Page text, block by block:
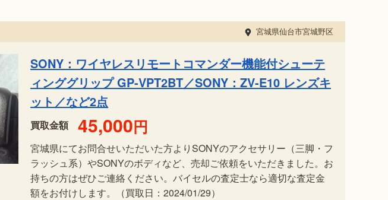
宮城県仙台市宮城野区
SONY：ワイヤレスリモートコマンダー機能付シューテ
ィンググリップ GP-VPT2BT／SONY：ZV-E10 レンズキ
ット／など2点
買取金額 45,000円
宮城県にてお問合せいただいた方よりSONYのアクセサリー（三脚・フ
ラッシュ系）やSONYのボディなど、売却ご依頼をいただきました。お
持ちの方はぜひご連絡ください。バイセルの査定士なら適切な査定金
額をお付けします。（買取日：2024/01/29）